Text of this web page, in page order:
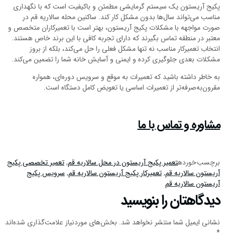
پکیج آریستون یک سیستم گرمایشی مطمئن و باکیفیت است که با نگهداری
مناسب می‌تواند سال‌ها بدون مشکل کار کند. ساکنین محله سالاریه قم در
صورت مواجهه با مشکلات پکیج آریستون، بهتر است با تعمیرکاران متخصص و
معتبر در منطقه تماس بگیرند که دارای تجربه کافی با این برند خاص هستند.
انتخاب تعمیرکار مناسب نه تنها مشکل فعلی را حل می‌کند، بلکه از بروز
مشکلات بعدی جلوگیری کرده و ایمنی و آسایش خانه شما را تضمین می‌کند.
به خاطر داشته باشید که تعمیرات به موقع و سرویس دوره‌ای، همواره
مقرون‌به‌صرفه‌تر از تعمیرات اساسی یا تعویض کامل دستگاه است.
مشاوره و تماس با ما
برچسب خوردهتعمیر پکیج آریستون در محل سالاریه قم,تعمیر تخصصی پکیج
آریستون سالاریه قم,تعمیرکار پکیج آریستون سالاریه قم,سرویس پکیج
آریستون سالاریه قم
دیدگاهتان را بنویسید
نشانی ایمیل شما منتشر نخواهد شد. بخش‌های موردنیاز علامت‌گذاری شده‌اند
*